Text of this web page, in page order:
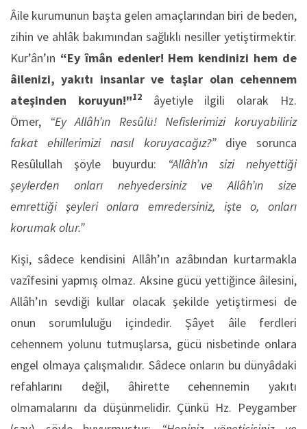
Âile kurumunun başta gelen amaçlarından biri de beden,
zihin ve ahlâk bakımından sağlıklı nesiller yetiştirmektir.
Kur’ân’ın “Ey îmân edenler! Hem kendinizi hem de
âilenizi, yakıtı insanlar ve taşlar olan cehennem
ateşinden koruyun!"12âyetiyle ilgili olarak Hz.
Ömer,
“Ey Allâh’ın Resûlü! Nefislerimizi koruyabiliriz
fakat ehillerimizi nasıl koru­yacağız?” diye sorunca
Resûlullah şöyle buyurdu: “Allâh’ın sizi nehyettiği
şeylerden onları nehyedersiniz ve Allâh’ın size
emrettiği şeyleri onlara emredersiniz, işte o, onları
korumak olur.”
Kişi, sâdece kendisini Allâh’ın azâbından kurtarmakla
vazîfesini yapmış olmaz. Aksine gücü yettiğin­ce âilesini,
Allâh’ın sevdiği kullar olacak şekilde yetiştirmesi de
onun sorumluluğu içindedir. Şâyet âile ferdleri
cehennem yolunu tutmuşlarsa, gücü nisbetinde onlara
engel olmaya çalışmalıdır. Sâdece onların bu dünyâdaki
refahlarını değil, âhirette cehennemin yakıtı
olmamalarını da düşünmelidir. Çünkü Hz. Peygamber